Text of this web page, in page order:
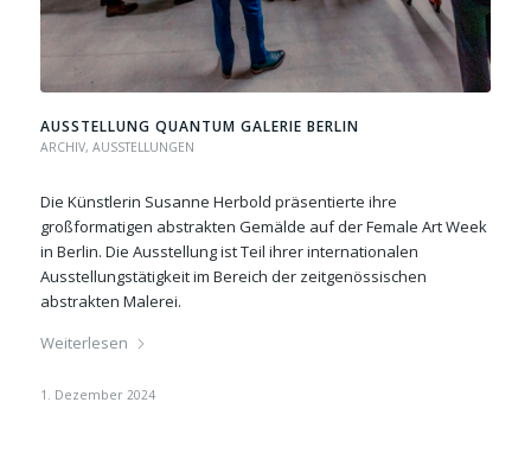
AUSSTELLUNG QUANTUM GALERIE BERLIN
ARCHIV, AUSSTELLUNGEN
Die Künstlerin Susanne Herbold präsentierte ihre
großformatigen abstrakten Gemälde auf der Female Art Week
in Berlin. Die Ausstellung ist Teil ihrer internationalen
Ausstellungstätigkeit im Bereich der zeitgenössischen
abstrakten Malerei.
Weiterlesen
1. Dezember 2024